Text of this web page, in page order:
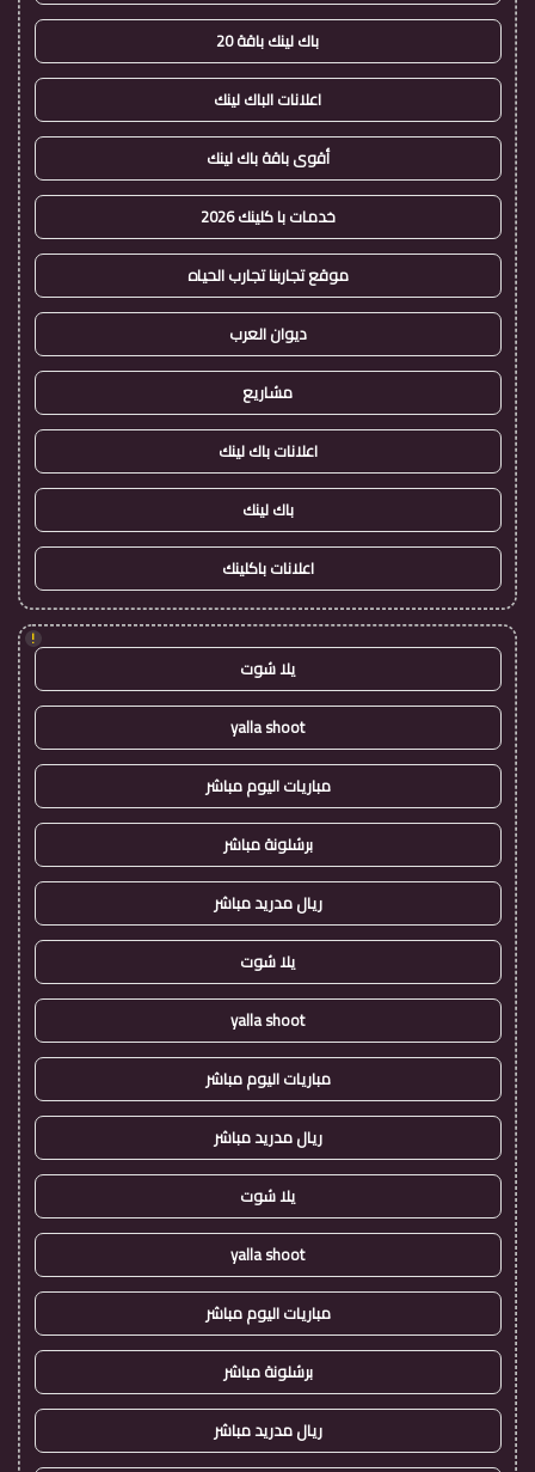
باك لينك باقة 20
اعلانات الباك لينك
أقوى باقة باك لينك
خدمات با كلينك 2026
موقع تجاربنا تجارب الحياه
ديوان العرب
مشاريع
اعلانات باك لينك
باك لينك
اعلانات باكلينك
!
يلا شوت
yalla shoot
مباريات اليوم مباشر
برشلونة مباشر
ريال مدريد مباشر
يلا شوت
yalla shoot
مباريات اليوم مباشر
ريال مدريد مباشر
يلا شوت
yalla shoot
مباريات اليوم مباشر
برشلونة مباشر
ريال مدريد مباشر